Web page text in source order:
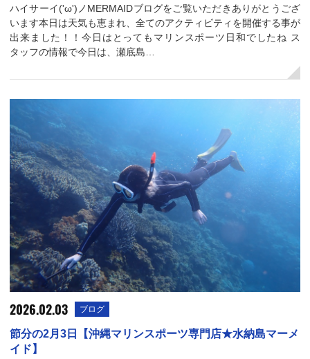
ハイサーイ('ω')ノMERMAIDブログをご覧いただきありがとうござ
います本日は天気も恵まれ、全てのアクティビティを開催する事が
出来ました！！今日はとってもマリンスポーツ日和でしたね ス
タッフの情報で今日は、瀬底島…
2026.02.03 ブログ
節分の2月3日【沖縄マリンスポーツ専門店★水納島マーメ
イド】